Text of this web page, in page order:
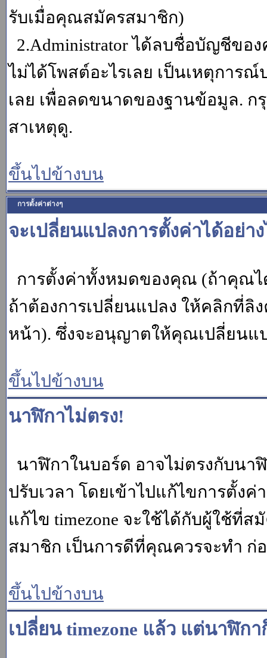
รับเมื่อคุณสมัครสมาชิก)
2.Administrator ได้ลบชื่อบัญชีขอ
ไม่ได้โพสต์อะไรเลย เป็นเหตุการ
เลย เพื่อลดขนาดของฐานข้อมูล.
สาเหตุดู.
ขึ้นไปข้างบน
การตั้งค่าต่างๆ
จะเปลี่ยนแปลงการตั้งค่าได้อย่าง
การตั้งค่าทั้งหมดของคุณ (ถ้าคุณไ
ถ้าต้องการเปลี่ยนแปลง ให้คลิกที่ลิ
หน้า). ซึ่งจะอนุญาตให้คุณเปลี่ยนแ
ขึ้นไปข้างบน
นาฬิกาไม่ตรง!
นาฬิกาในบอร์ด อาจไม่ตรงกับน
ปรับเวลา โดยเข้าไปแก้ไขการตั้ง
แก้ไข timezone จะใช้ได้กับผู้ใช้ที่
สมาชิก เป็นการดีที่คุณควรจะทำ
ขึ้นไปข้างบน
เปลี่ยน timezone แล้ว แต่นาฬิกา